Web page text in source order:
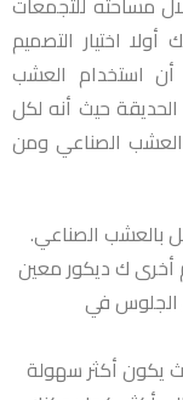
أولا اختيار التصميم
استخدام العشب
حيث أنه لكل
الصناعي ومن
بالعشب الصناعي.
أخرى ك ديكور معين
الجلوس في
يكون أكثر سهولة